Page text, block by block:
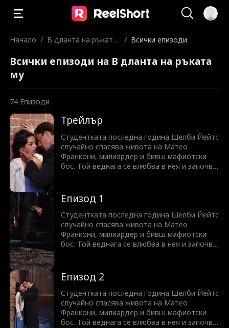
Начало / В дланта на ръката
/ Всички епизоди
Всички епизоди на В дланта на ръката
му
74 Епизоди
Трейлър
Студентката последна година Шелби Йейтс
случайно спасява живота на Матео
Франкони, милиардер и бивш мафиотски
бос. Той веднага се влюбва в нея и започва
колкото изглежда? Или притежава душа,
достойна за нейната любов?
Епизод 1
Студентката последна година Шелби Йейтс
случайно спасява живота на Матео
Франкони, милиардер и бивш мафиотски
бос. Той веднага се влюбва в нея и започва
колкото изглежда? Или притежава душа,
достойна за нейната любов?
Епизод 2
Студентката последна година Шелби Йейтс
случайно спасява живота на Матео
Франкони, милиардер и бивш мафиотски
бос. Той веднага се влюбва в нея и започва